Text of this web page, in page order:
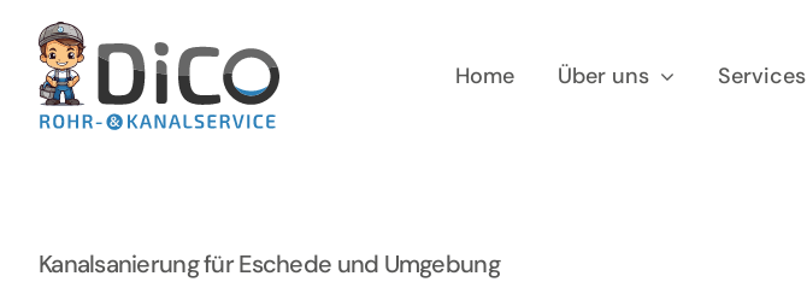
Inhalt
springen
Home Über uns Services
Kanalsanierung für Eschede und Umgebung